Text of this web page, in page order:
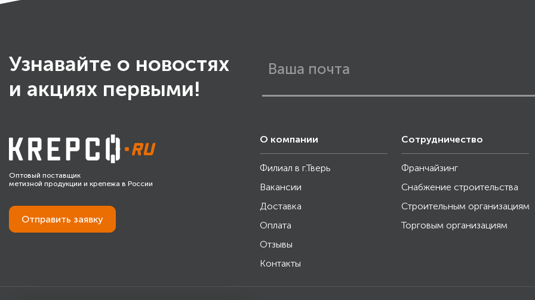
Узнавайте о новостях
и акциях первыми!
Оптовый поставщик
метизной продукции и крепежа в России
Отправить заявку
О компании
Филиал в г.Тверь
Вакансии
Доставка
Оплата
Отзывы
Контакты
Сотрудничество
Франчайзинг
Снабжение строительства
Строительным организациям
Торговым организациям